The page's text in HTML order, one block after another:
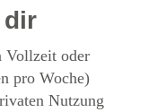
dir
Vollzeit oder
pro Woche)
Nutzung